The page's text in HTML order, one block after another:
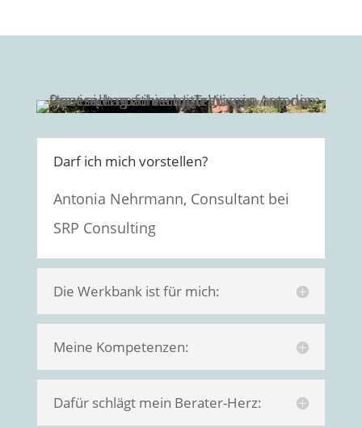
Darf ich mich vorstellen?
Antonia Nehrmann, Consultant bei
SRP Consulting
Die Werkbank ist für mich:
Meine Kompetenzen:
Dafür schlägt mein Berater-Herz: